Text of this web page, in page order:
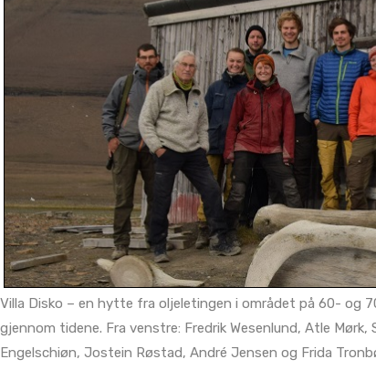
Villa Disko – en hytte fra oljeletingen i området på 60- og
gjennom tidene. Fra venstre: Fredrik Wesenlund, Atle
Engelschiøn, Jostein Røstad, André Jensen og Frida